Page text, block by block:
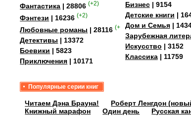
Фантастика | 28806 (+2)
Фэнтези | 16236 (+2)
Любовные романы | 28116 (+4)
Детективы | 13372
Боевики | 5823
Приключения | 10171
Бизнес| 9154
Детские книги |
Дом и Семья|
Зарубежная
Искусство | 3152
Классика| 11759
Популярные серии книг
Читаем Дэна Брауна! Роберт Ленгдон
Книжный марафон
Один день Русская